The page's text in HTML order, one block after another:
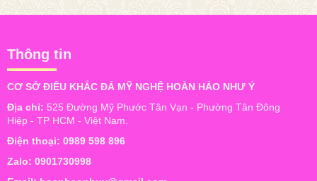
Thông tin
CƠ SỞ ĐIÊU KHẮC ĐÁ MỸ NGHỆ HOÀN HẢO NHƯ Ý
Địa chỉ: 525 Đường Mỹ Phước Tân Vạn - Phường Tân Đông
Hiệp - TP HCM - Việt Nam.
Điện thoại: 0989 598 896
Zalo: 0901730998